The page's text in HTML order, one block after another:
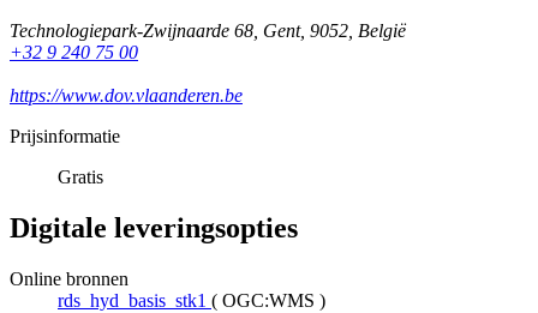
Technologiepark-Zwijnaarde 68, Gent, 9052, België
+32 9 240 75 00
https://www.dov.vlaanderen.be
Prijsinformatie
Gratis
Digitale leveringsopties
Online bronnen
rds_hyd_basis_stk1 ( OGC:WMS )